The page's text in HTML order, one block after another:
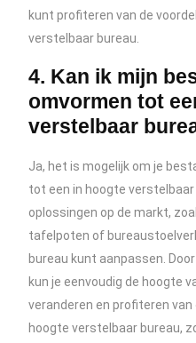
kunt profiteren van de
verstelbaar bureau.
4. Kan ik mijn
omvormen tot
verstelbaar
Ja, het is mogelijk om je
tot een in hoogte
oplossingen op de markt,
tafelpoten of
bureau kunt aanpassen.
kun je eenvoudig de hoogte
veranderen en profiteren van
hoogte verstelbaar bureau,